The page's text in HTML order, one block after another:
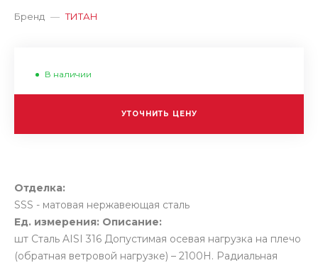
Бренд — ТИТАН
В наличии
УТОЧНИТЬ ЦЕНУ
Отделка:
SSS - матовая нержавеющая сталь
Ед. измерения: Описание:
шт Сталь AISI 316 Допустимая осевая нагрузка на плечо
(обратная ветровой нагрузке) – 2100H. Радиальная